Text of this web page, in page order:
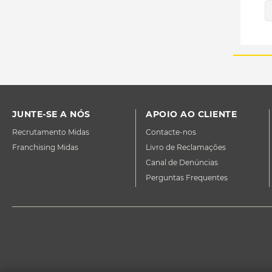
JUNTE-SE A NÓS
Recrutamento Midas
Franchising Midas
APOIO AO CLIENTE
Contacte-nos
Livro de Reclamações
Canal de Denúncias
Perguntas Frequentes